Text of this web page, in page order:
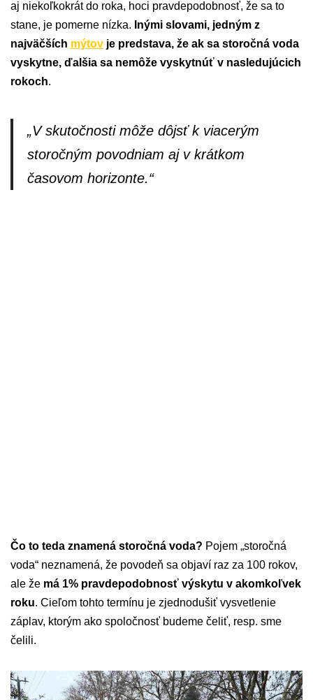
aj niekoľkokrát do roka, hoci pravdepodobnosť, že sa to
stane, je pomerne nízka. Inými slovami, jedným z
najväčších mýtov je predstava, že ak sa storočná voda
vyskytne, ďalšia sa nemôže vyskytnúť v nasledujúcich
rokoch.
„V skutočnosti môže dôjsť k viacerým
storočným povodniam aj v krátkom
časovom horizonte.“
Čo to teda znamená storočná voda? Pojem „storočná
voda“ neznamená, že povodeň sa objaví raz za 100 rokov,
ale že má 1% pravdepodobnosť výskytu v akomkoľvek
roku. Cieľom tohto termínu je zjednodušiť vysvetlenie
záplav, ktorým ako spoločnosť budeme čeliť, resp. sme
čelili.